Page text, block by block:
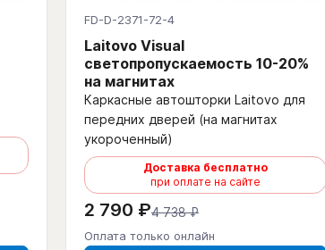
FD-D-2371-72-4
Laitovo Visual
светопропускаемость 10-20%
на магнитах
Каркасные автошторки Laitovo для
передних дверей (на магнитах
укороченный)
Доставка бесплатно
при оплате на сайте
2 790 ₽4 738 ₽
Оплата только онлайн